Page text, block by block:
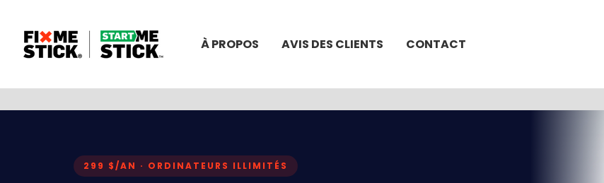
À PROPOS AVIS DES CLIENTS CONTACT
299 $/AN · ORDINATEURS ILLIMITÉS